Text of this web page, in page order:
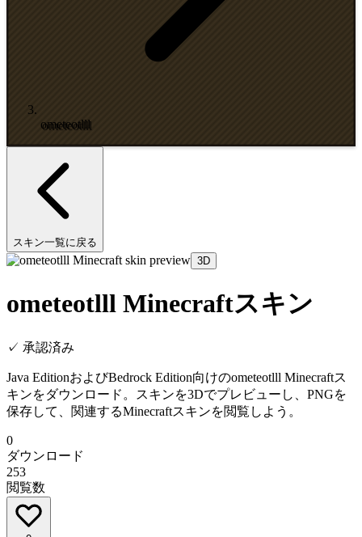
ometeotlll
スキン一覧に戻る
3D
ometeotlll Minecraftスキン
✓ 承認済み
Java EditionおよびBedrock Edition向けのometeotlll Minecraftス
キンをダウンロード。スキンを3Dでプレビューし、PNGを
保存して、関連するMinecraftスキンを閲覧しよう。
0
ダウンロード
253
閲覧数